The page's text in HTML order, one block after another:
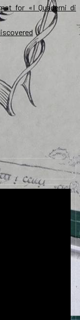
for «I Quaderni di